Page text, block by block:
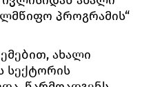
პროგრამის“
ახალი
სექტორის